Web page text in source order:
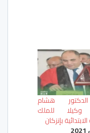
هشام
وكيلا للملك
بإنزكان